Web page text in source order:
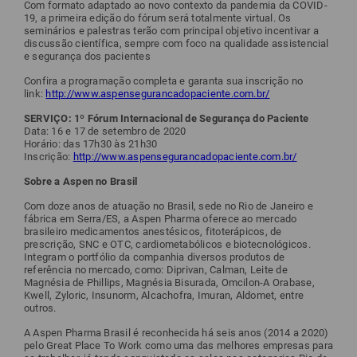
Com formato adaptado ao novo contexto da pandemia da COVID-
19, a primeira edição do fórum será totalmente virtual. Os
seminários e palestras terão com principal objetivo incentivar a
discussão científica, sempre com foco na qualidade assistencial
e segurança dos pacientes
Confira a programação completa e garanta sua inscrição no
link: http://www.aspensegurancadopaciente.com.br/
SERVIÇO: 1º Fórum Internacional de Segurança do Paciente
Data: 16 e 17 de setembro de 2020
Horário: das 17h30 às 21h30
Inscrição: http://www.aspensegurancadopaciente.com.br/
Sobre a Aspen no Brasil
Com doze anos de atuação no Brasil, sede no Rio de Janeiro e
fábrica em Serra/ES, a Aspen Pharma oferece ao mercado
brasileiro medicamentos anestésicos, fitoterápicos, de
prescrição, SNC e OTC, cardiometabólicos e biotecnológicos.
Integram o portfólio da companhia diversos produtos de
referência no mercado, como: Diprivan, Calman, Leite de
Magnésia de Phillips, Magnésia Bisurada, Omcilon-A Orabase,
Kwell, Zyloric, Insunorm, Alcachofra, Imuran, Aldomet, entre
outros.
A Aspen Pharma Brasil é reconhecida há seis anos (2014 a 2020)
pelo Great Place To Work como uma das melhores empresas para